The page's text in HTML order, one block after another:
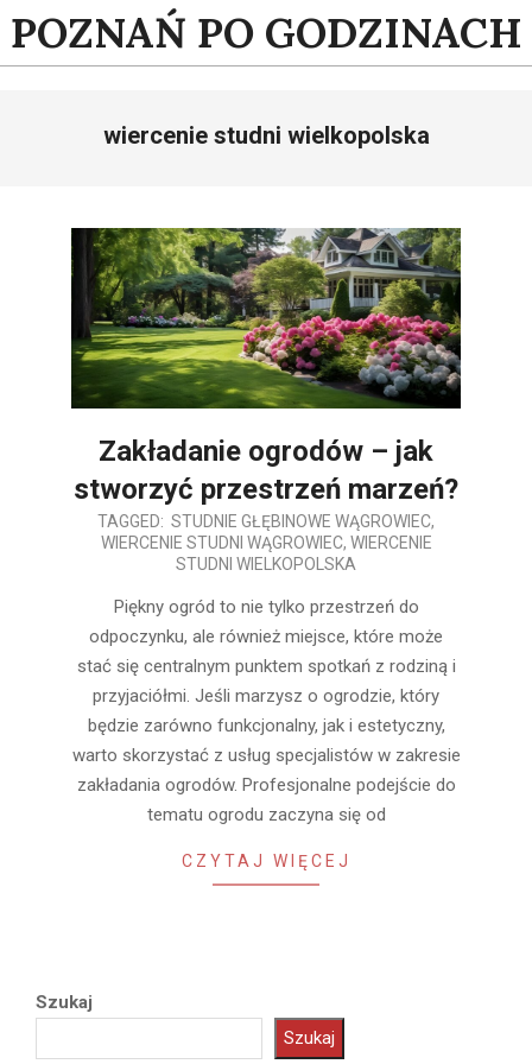
to
content
POZNAŃ PO GODZINACH
wiercenie studni wielkopolska
Zakładanie ogrodów – jak
stworzyć przestrzeń marzeń?
2025-TAGGED: STUDNIE GŁĘBINOWE WĄGROWIEC,
WIERCENIE STUDNI WĄGROWIEC, WIERCENIE
STUDNI WIELKOPOLSKA
Piękny ogród to nie tylko przestrzeń do
odpoczynku, ale również miejsce, które może
stać się centralnym punktem spotkań z rodziną i
przyjaciółmi. Jeśli marzysz o ogrodzie, który
będzie zarówno funkcjonalny, jak i estetyczny,
warto skorzystać z usług specjalistów w zakresie
zakładania ogrodów. Profesjonalne podejście do
tematu ogrodu zaczyna się od
CZYTAJ WIĘCEJ
Szukaj
Szukaj